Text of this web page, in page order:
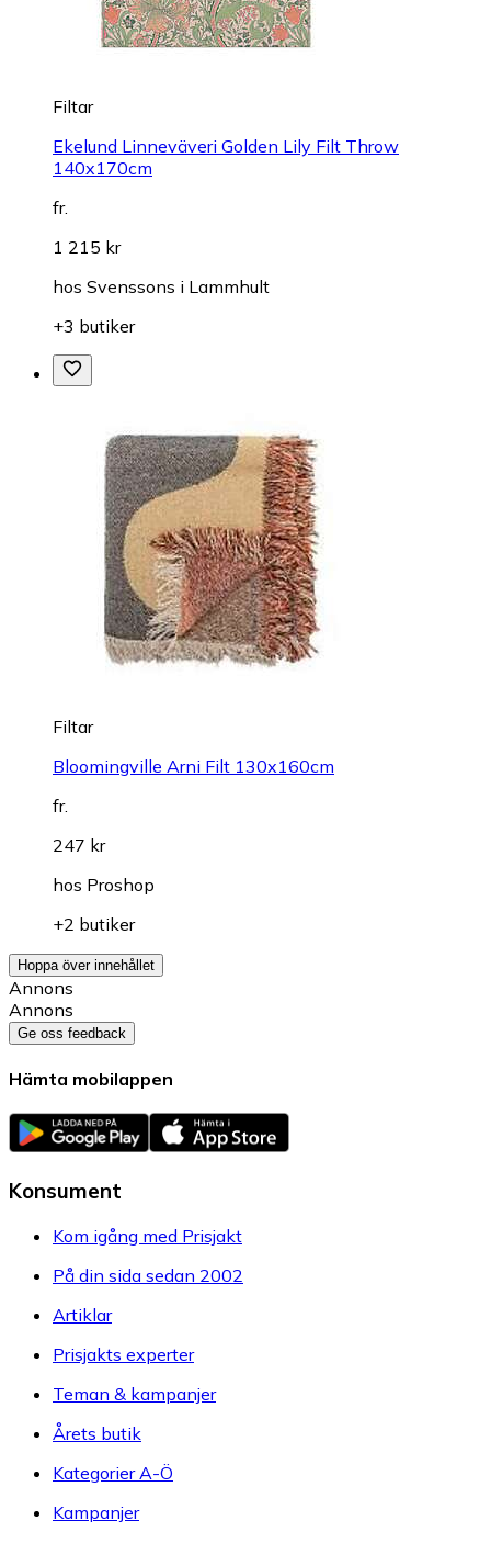
Filtar
Ekelund Linneväveri Golden Lily Filt Throw
140x170cm
fr.
1 215 kr
hos Svenssons i Lammhult
+3 butiker
Filtar
Bloomingville Arni Filt 130x160cm
fr.
247 kr
hos Proshop
+2 butiker
Hoppa över innehållet
Annons
Annons
Ge oss feedback
Hämta mobilappen
Konsument
Kom igång med Prisjakt
På din sida sedan 2002
Artiklar
Prisjakts experter
Teman & kampanjer
Årets butik
Kategorier A-Ö
Kampanjer